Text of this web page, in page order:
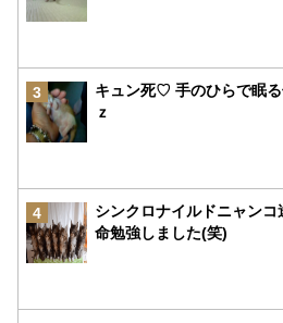
3
キュン死♡ 手のひらで眠
ｚ
4
シンクロナイルドニャン
命勉強しました(笑)